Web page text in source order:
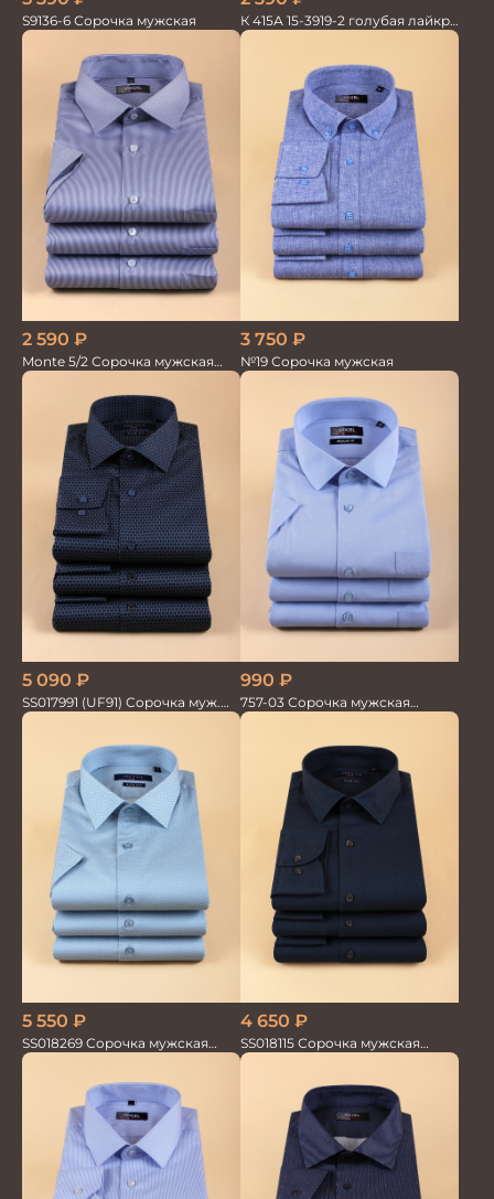
S9136-6 Сорочка мужская
К 415А 15-3919-2 голубая лайкра
Сорочка мужская
2 590 ₽
Monte 5/2 Сорочка мужская
кор.рукав
3 750 ₽
№19 Сорочка мужская
5 090 ₽
SS017991 (UF91) Сорочка муж.
GROSTYLE
990 ₽
757-03 Сорочка мужская
кор.рукав
5 550 ₽
SS018269 Сорочка мужская
кор.рукав GROSTYLE PRIME
4 650 ₽
SS018115 Сорочка мужская
GROSTYLE PRIME